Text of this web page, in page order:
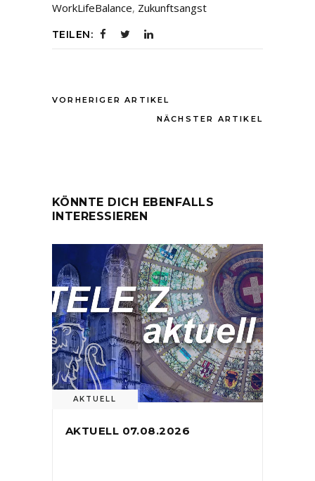
WorkLifeBalance, Zukunftsangst
TEILEN:
VORHERIGER ARTIKEL
NÄCHSTER ARTIKEL
KÖNNTE DICH EBENFALLS
INTERESSIEREN
AKTUELL
AKTUELL 07.08.2026